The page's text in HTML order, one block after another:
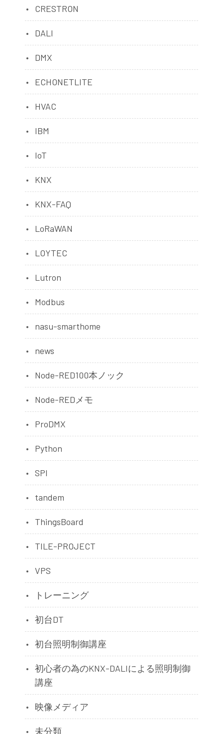
CRESTRON
DALI
DMX
ECHONETLITE
HVAC
IBM
IoT
KNX
KNX-FAQ
LoRaWAN
LOYTEC
Lutron
Modbus
nasu-smarthome
news
Node-RED100本ノック
Node-REDメモ
ProDMX
Python
SPI
tandem
ThingsBoard
TILE-PROJECT
VPS
トレーニング
初台DT
初台照明制御講座
初心者の為のKNX-DALIによる照明制御
講座
映像メディア
未分類